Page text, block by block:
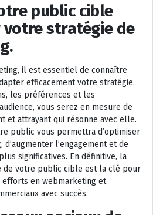
public cible
stratégie de
il est essentiel de connaître
efficacement votre stratégie.
les préférences et les
vous serez en mesure de
et attrayant qui résonne avec elle.
public vous permettra d’optimiser
l’engagement et de
significatives. En définitive, la
de votre public cible est la clé pour
efforts en webmarketing et
avec succès.